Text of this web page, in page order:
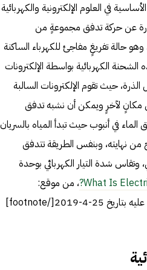
في العلوم الإلكترونية والكهربائية
عن حركة تدفق مجموعةٍ من
حالة تفريغٍ مفاجئ للكهرباء الساكنة
الكهربائية بواسطة الإلكترونات
الذرة، حيث تقوم الإلكترونات السالبة
مكانٍ لآخرٍ ويمكن أن نشبه تدفق
في أنبوب حيث تبدأ المياه بالسريان
من نهايته، وبنفس الطريقة تتدفق
وتقاس شدة التيار الكهربائي بوحدة
What Is ، من موقع: